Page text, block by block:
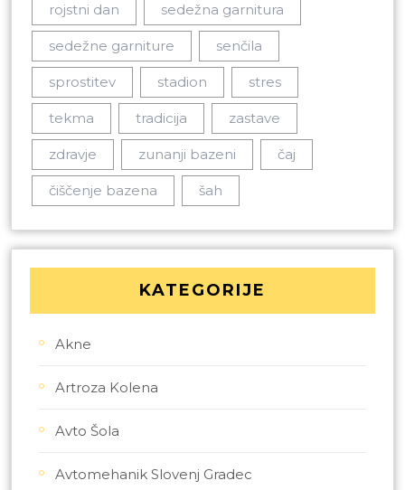
rojstni dan sedežna garnitura
sedežne garniture senčila
sprostitev stadion stres
tekma tradicija zastave
zdravje zunanji bazeni čaj
čiščenje bazena šah
KATEGORIJE
Akne
Artroza Kolena
Avto Šola
Avtomehanik Slovenj Gradec